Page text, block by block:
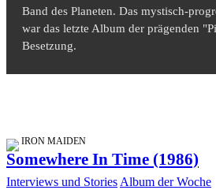
Band des Planeten. Das mystisch-
war das letzte Album der prägenden
Besetzung.
IRON MAIDEN
Somewhere In Time (1986)
Interviews und Stories Album der Woche